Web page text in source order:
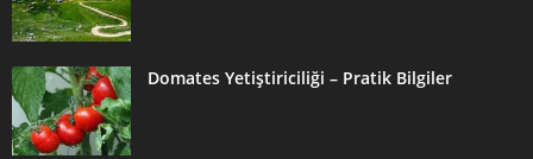
Domates Yetiştiriciliği – Pratik Bilgiler